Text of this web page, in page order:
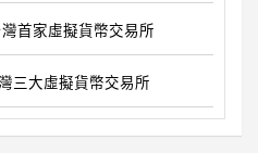
首家虛擬貨幣交易所
三大虛擬貨幣交易所